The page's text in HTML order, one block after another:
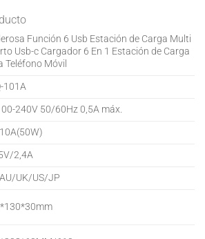
Función 6 Usb Estación de Carga Multi
Usb-c Cargador 6 En 1 Estación de Carga
Teléfono Móvil
101A
240V 50/60Hz 0,5A máx.
2,4A
UK/US/JP